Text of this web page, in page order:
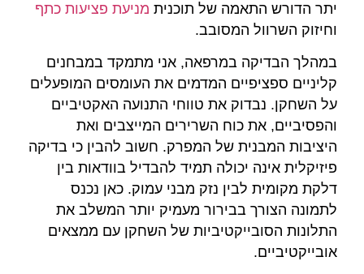
יתר הדורש התאמה של תוכנית מניעת פציעות כתף
וחיזוק השרוול המסובב.
במהלך הבדיקה במרפאה, אני מתמקד במבחנים
קליניים ספציפיים המדמים את העומסים המופעלים
על השחקן. נבדוק את טווחי התנועה האקטיביים
והפסיביים, את כוח השרירים המייצבים ואת
היציבות המבנית של המפרק. חשוב להבין כי בדיקה
פיזיקלית אינה יכולה תמיד להבדיל בוודאות בין
דלקת מקומית לבין נזק מבני עמוק. כאן נכנס
לתמונה הצורך בבירור מעמיק יותר המשלב את
התלונות הסובייקטיביות של השחקן עם ממצאים
אובייקטיביים.